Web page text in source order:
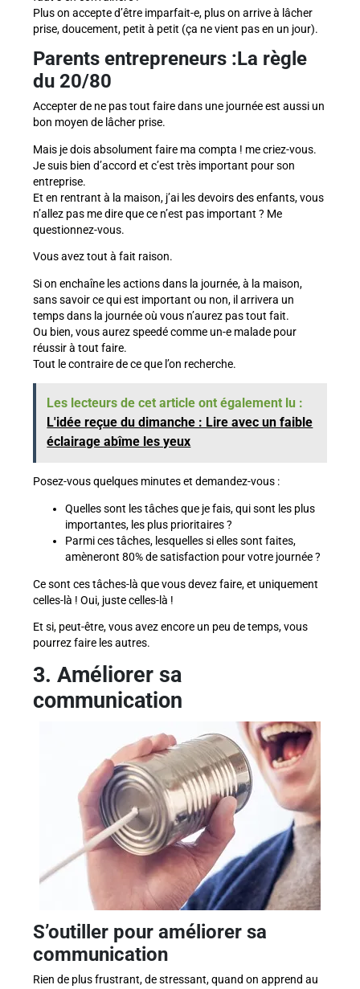
Plus on accepte d’être imparfait-e, plus on arrive à lâcher
prise, doucement, petit à petit (ça ne vient pas en un jour).
Parents entrepreneurs :La règle
du 20/80
Accepter de ne pas tout faire dans une journée est aussi un
bon moyen de lâcher prise.
Mais je dois absolument faire ma compta ! me criez-vous.
Je suis bien d’accord et c’est très important pour son
entreprise.
Et en rentrant à la maison, j’ai les devoirs des enfants, vous
n’allez pas me dire que ce n’est pas important ? Me
questionnez-vous.
Vous avez tout à fait raison.
Si on enchaîne les actions dans la journée, à la maison,
sans savoir ce qui est important ou non, il arrivera un
temps dans la journée où vous n’aurez pas tout fait.
Ou bien, vous aurez speedé comme un-e malade pour
réussir à tout faire.
Tout le contraire de ce que l’on recherche.
Les lecteurs de cet article ont également lu :
L'idée reçue du dimanche : Lire avec un faible
éclairage abîme les yeux
Posez-vous quelques minutes et demandez-vous :
Quelles sont les tâches que je fais, qui sont les plus
importantes, les plus prioritaires ?
Parmi ces tâches, lesquelles si elles sont faites,
amèneront 80% de satisfaction pour votre journée ?
Ce sont ces tâches-là que vous devez faire, et uniquement
celles-là ! Oui, juste celles-là !
Et si, peut-être, vous avez encore un peu de temps, vous
pourrez faire les autres.
3. Améliorer sa
communication
S’outiller pour améliorer sa
communication
Rien de plus frustrant, de stressant, quand on apprend au